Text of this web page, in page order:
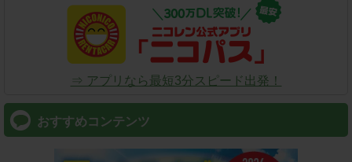
⇒ アプリなら最短3分スピード出発！
おすすめコンテンツ